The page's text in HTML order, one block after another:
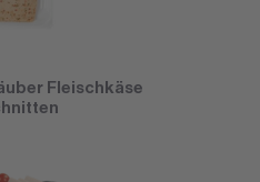
Fleischkäse